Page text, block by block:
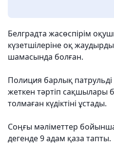
Белградта жасөспірім
күзетшілеріне оқ
шамасында болған.
Полиция барлық
жеткен тәртіп сақшылары
толмаған күдіктіні ұстады.
Соңғы мәліметтер
дегенде 9 адам қаза тапты.